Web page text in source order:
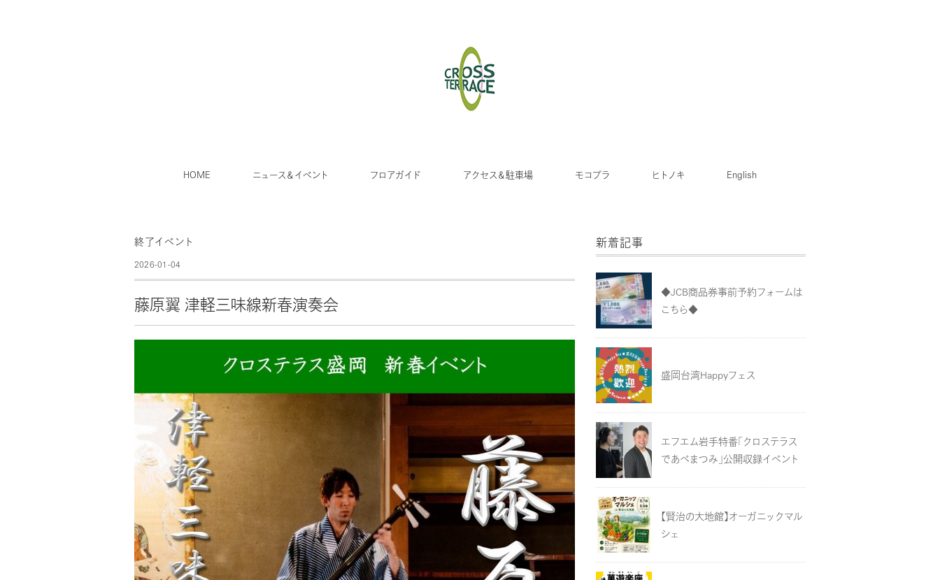
HOME ニュース＆イベント フロアガイド アクセス＆駐車場 モコプラ ヒトノキ English
終了イベント
2026-01-04
藤原翼 津軽三味線新春演奏会
新着記事
◆JCB商品券事前予約フォームは
こちら◆
盛岡台湾Happyフェス
エフエム岩手特番「クロステラス
であべまつみ」公開収録イベント
【賢治の大地館】オーガニックマル
シェ